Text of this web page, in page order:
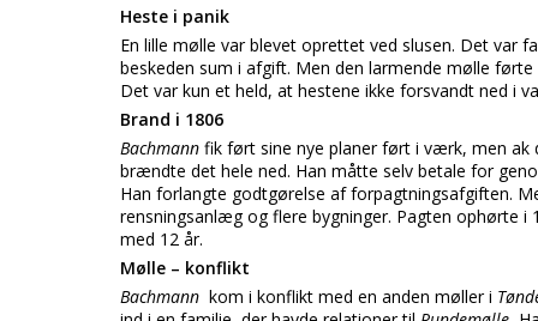
Heste i panik
En lille mølle var blevet oprettet ved slusen. Det var
beskeden sum i afgift. Men den larmende mølle
Det var kun et held, at hestene ikke forsvandt ned i
Brand i 1806
Bachmann fik ført sine nye planer ført i værk, men ak
brændte det hele ned. Han måtte selv betale for
Han forlangte godtgørelse af forpagtningsafgiften.
rensningsanlæg og flere bygninger. Pagten ophørte
med 12 år.
Mølle – konflikt
Bachmann kom i konflikt med en anden møller i